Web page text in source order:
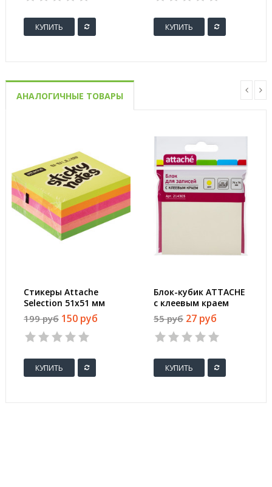
КУПИТЬ КУПИТЬ
АНАЛОГИЧНЫЕ ТОВАРЫ
Стикеры Attache
Selection 51х51 мм
неоновые 5 цветов
(1 блок, 250 листов)
199 руб 150 руб
КУПИТЬ
Блок-кубик ATTACHE
с клеевым краем
76х76 мм желтый 100
листов
55 руб 27 руб
КУПИТЬ